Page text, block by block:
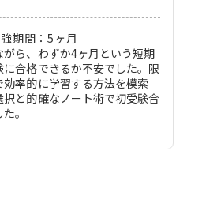
期間：5 ヶ月
ら、わずか4ヶ月という短期
合格できるか不安でした。限
効率的に学習する方法を模索
択と的確なノート術で初受験合
。